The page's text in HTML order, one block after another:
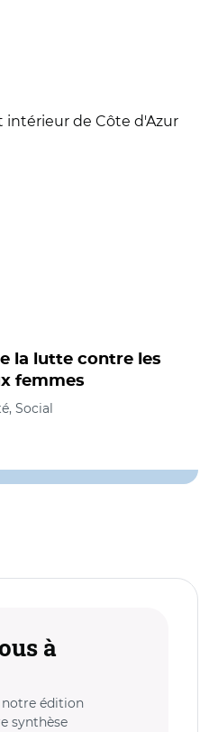
de Côte d'Azur
la lutte contre les
femmes
Social
à
notre édition
synthèse